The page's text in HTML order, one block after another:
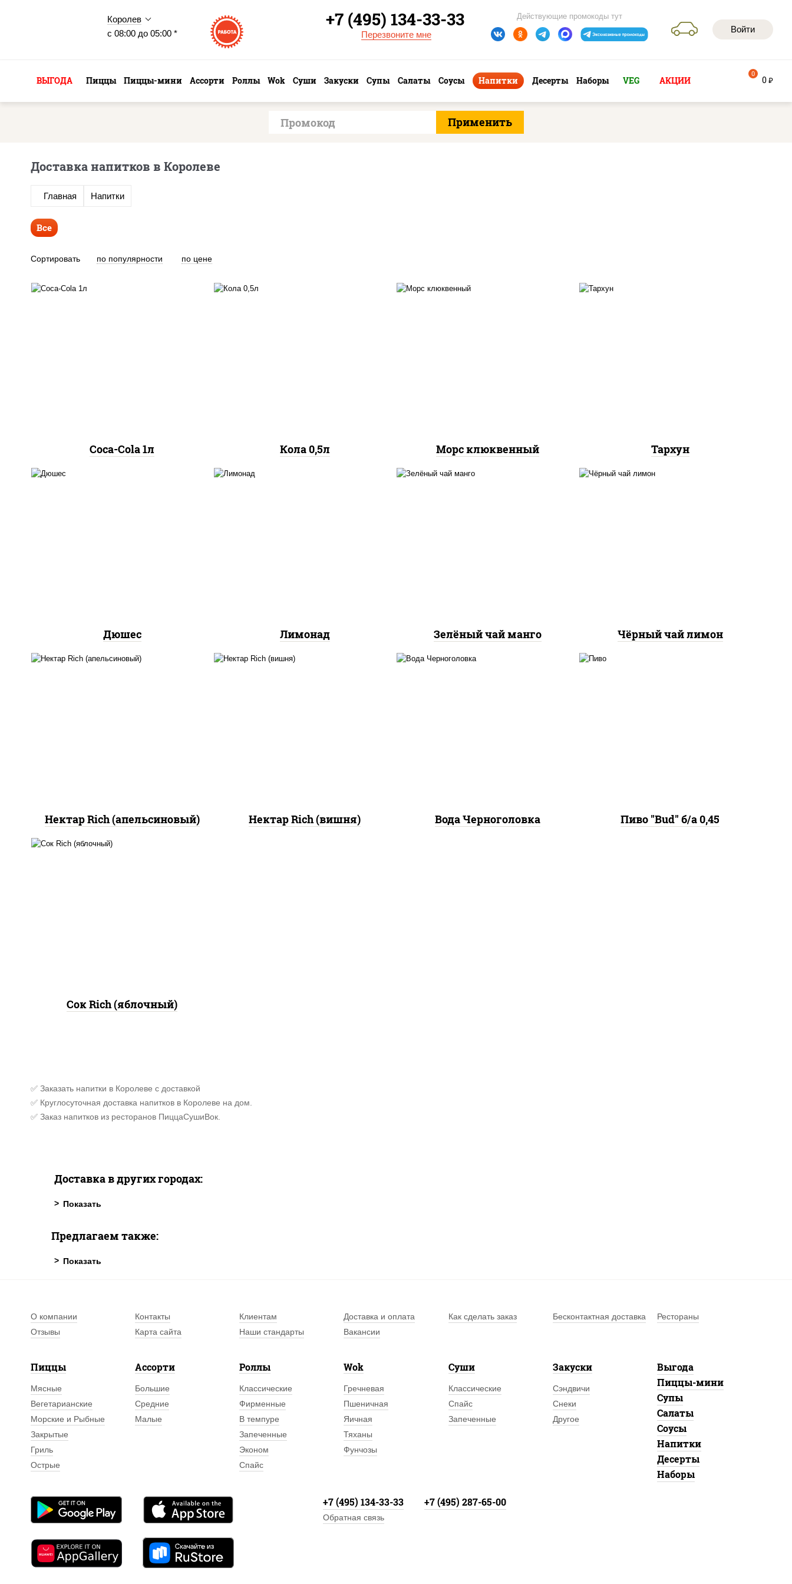
Королев
с 08:00 до 05:00 *
Войти
Действующие промокоды тут
+7 (495) 134-33-33
Перезвоните мне
ВЫГОДА Пиццы Пиццы-мини Ассорти Роллы Wok Суши Закуски Супы Салаты Соусы Напитки Десерты Наборы VEG АКЦИИ 0 руб
0
Доставка напитков в Королеве
Главная Напитки
Все
Сортировать по популярности по цене
Coca-Cola 1л Кола 0,5л Морс клюквенный Тархун
Дюшес Лимонад Зелёный чай манго Чёрный чай лимон
Нектар Rich (апельсиновый) Нектар Rich (вишня) Вода Черноголовка Пиво "Bud" б/а 0,45
Сок Rich (яблочный)
✅ Заказать напитки в Королеве с доставкой
✅ Круглосуточная доставка напитков в Королеве на дом.
✅ Заказ напитков из ресторанов ПиццаСушиВок.
Доставка в других городах:
Предлагаем также:
О компании Контакты Клиентам Доставка и оплата Как сделать заказ Бесконтактная доставка
Рестораны
Отзывы
Карта сайта Наши стандарты Вакансии
Пиццы
Мясные
Вегетарианские
Морские и Рыбные
Закрытые
Гриль
Острые
Ассорти
Большие
Средние
Малые
Роллы
Классические
Фирменные
В темпуре
Запеченные
Эконом
Спайс
Wok
Гречневая
Пшеничная
Яичная
Тяханы
Фунчозы
Суши
Классические
Спайс
Запеченные
Закуски
Сэндвичи
Снеки
Другое
Выгода
Пиццы-мини
Супы
Салаты
Соусы
Напитки
Десерты
Наборы
+7 (495) 134-33-33 +7 (495) 287-65-00
Обратная связь